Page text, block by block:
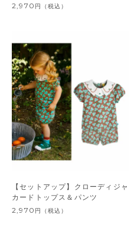
2,970 円 （税込）
【セットアップ】クローディジャ
カードトップス＆パンツ
2,970 円 （税込）